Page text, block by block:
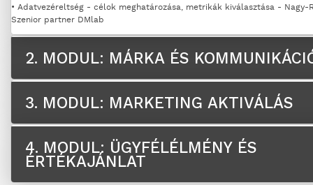
• Adatvezéreltség - célok meghatározása, metrikák kiválasztása - Nagy-
Szenior partner DMlab
2. MODUL: MÁRKA ÉS
3. MODUL: MARKETING AKTIVÁLÁS
4. MODUL: ÜGYFÉLÉLMÉNY ÉS
ÉRTÉKAJÁNLAT